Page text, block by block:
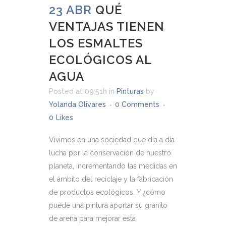
23 ABR QUÉ
VENTAJAS TIENEN
LOS ESMALTES
ECOLÓGICOS AL
AGUA
Posted at 09:51h in Pinturas by
Yolanda Olivares
0 Comments
0 Likes
Vivimos en una sociedad que día a día
lucha por la conservación de nuestro
planeta, incrementando las medidas en
el ámbito del reciclaje y la fabricación
de productos ecológicos. Y ¿cómo
puede una pintura aportar su granito
de arena para mejorar esta